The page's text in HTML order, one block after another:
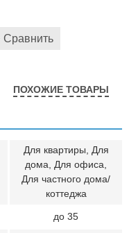
Сравнить
ПОХОЖИЕ ТОВАРЫ
Для квартиры, Для
дома, Для офиса,
Для частного дома/
коттеджа
до 35